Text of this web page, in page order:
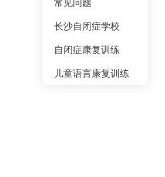
长沙自闭症学校
自闭症康复训练
儿童语言康复训练